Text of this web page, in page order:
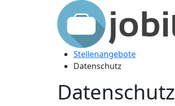
Stellenangebote
Datenschutz
Datenschutz